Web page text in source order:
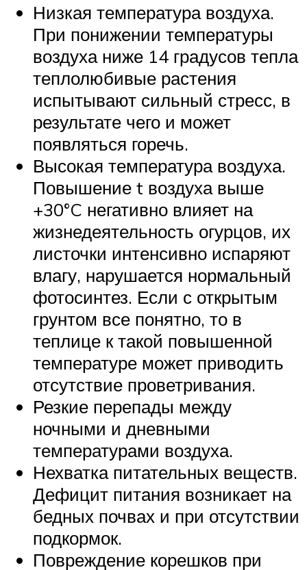
Низкая температура воздуха.
При понижении температуры
воздуха ниже 14 градусов тепла
теплолюбивые растения
испытывают сильный стресс, в
результате чего и может
появляться горечь.
Высокая температура воздуха.
Повышение t воздуха выше
+30°C негативно влияет на
жизнедеятельность огурцов, их
листочки интенсивно испаряют
влагу, нарушается нормальный
фотосинтез. Если с открытым
грунтом все понятно, то в
теплице к такой повышенной
температуре может приводить
отсутствие проветривания.
Резкие перепады между
ночными и дневными
температурами воздуха.
Нехватка питательных веществ.
Дефицит питания возникает на
бедных почвах и при отсутствии
подкормок.
Повреждение корешков при